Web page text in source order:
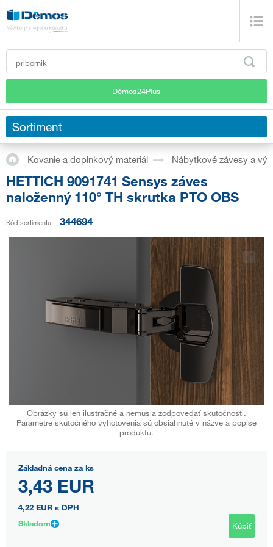
Démos24Plus
Sortiment
Kovanie a doplnkový materiál Nábytkové závesy a
HETTICH 9091741 Sensys záves
naloženný 110° TH skrutka PTO OBS
Kód sortimentu 344694
Obrázky sú len ilustračné a nemusia zodpovedať skutočnosti.
Parametre skutočného vyhotovenia sú obsiahnuté v názve a popise
produktu.
Základná cena za ks
3,43 EUR
4,22 EUR s DPH
Skladom
Kúpiť